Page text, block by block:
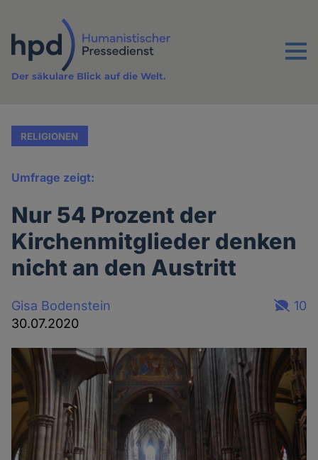
Inhalt
Menu
Der säkulare Blick auf die Welt.
RELIGIONEN
Umfrage zeigt:
Nur 54 Prozent der
Kirchenmitglieder denken
nicht an den Austritt
Gisa Bodenstein
30.07.2020
10